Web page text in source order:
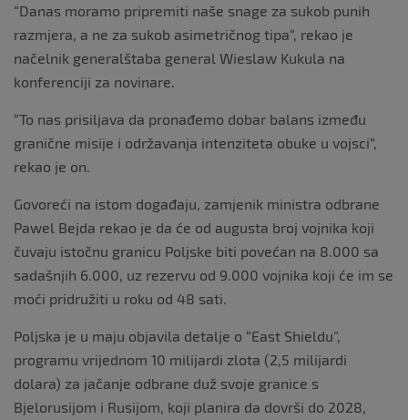
“Danas moramo pripremiti naše snage za sukob punih
razmjera, a ne za sukob asimetričnog tipa“, rekao je
načelnik generalštaba general Wieslaw Kukula na
konferenciji za novinare.
“To nas prisiljava da pronađemo dobar balans između
granične misije i održavanja intenziteta obuke u vojsci“,
rekao je on.
Govoreći na istom događaju, zamjenik ministra odbrane
Pawel Bejda rekao je da će od augusta broj vojnika koji
čuvaju istočnu granicu Poljske biti povećan na 8.000 sa
sadašnjih 6.000, uz rezervu od 9.000 vojnika koji će im se
moći pridružiti u roku od 48 sati.
Poljska je u maju objavila detalje o “East Shieldu”,
programu vrijednom 10 milijardi zlota (2,5 milijardi
dolara) za jačanje odbrane duž svoje granice s
Bjelorusijom i Rusijom, koji planira da dovrši do 2028,